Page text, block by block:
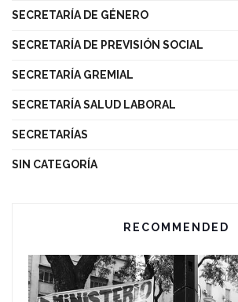
SECRETARÍA DE GÉNERO
SECRETARÍA DE PREVISIÓN SOCIAL
SECRETARÍA GREMIAL
SECRETARÍA SALUD LABORAL
SECRETARÍAS
SIN CATEGORÍA
RECOMMENDED